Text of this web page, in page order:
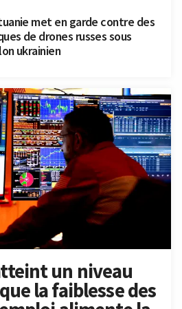
met en garde contre des
de drones russes sous
ukrainien
un niveau
la faiblesse des